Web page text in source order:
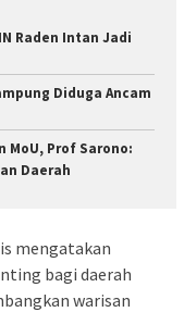
Raden Intan Jadi
Diduga Ancam
MoU, Prof Sarono:
Daerah
mengatakan
bagi daerah
warisan